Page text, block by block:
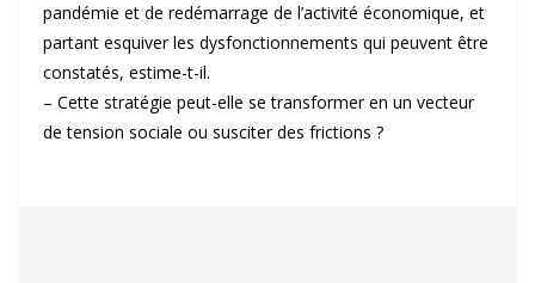
pandémie et de redémarrage de l’activité économique, et
partant esquiver les dysfonctionnements qui peuvent être
constatés, estime-t-il.
– Cette stratégie peut-elle se transformer en un vecteur
de tension sociale ou susciter des frictions ?